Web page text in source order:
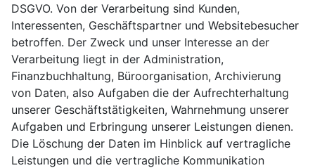
DSGVO. Von der Verarbeitung sind Kunden,
Interessenten, Geschäftspartner und Websitebesucher
betroffen. Der Zweck und unser Interesse an der
Verarbeitung liegt in der Administration,
Finanzbuchhaltung, Büroorganisation, Archivierung
von Daten, also Aufgaben die der Aufrechterhaltung
unserer Geschäftstätigkeiten, Wahrnehmung unserer
Aufgaben und Erbringung unserer Leistungen dienen.
Die Löschung der Daten im Hinblick auf vertragliche
Leistungen und die vertragliche Kommunikation